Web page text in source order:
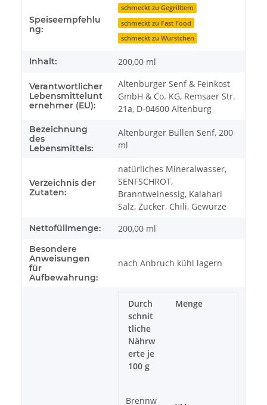
Speiseempfehlu
ng:
schmeckt zu Gegrilltem
schmeckt zu Fast Food
schmeckt zu Würstchen
Inhalt: 200,00 ml
Verantwortlicher
Lebensmittelunt
ernehmer (EU):
Altenburger Senf & Feinkost
GmbH & Co. KG, Remsaer Str.
21a, D-04600 Altenburg
Bezeichnung
des
Lebensmittels:
Altenburger Bullen Senf, 200
ml
Verzeichnis der
Zutaten:
natürliches Mineralwasser,
SENFSCHROT,
Branntweinessig, Kalahari
Salz, Zucker, Chili, Gewürze
Nettofüllmenge: 200,00 ml
Besondere
Anweisungen
für
Aufbewahrung:
nach Anbruch kühl lagern
Durch
schnit
tliche
Nährw
erte je
100 g
Menge
Brennw